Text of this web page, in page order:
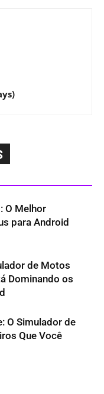
O Melhor
para Android
de Motos
Dominando os
O Simulador de
Que Você